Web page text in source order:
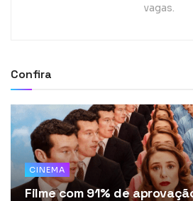
vagas.
Confira
CINEMA
Filme com 91% de